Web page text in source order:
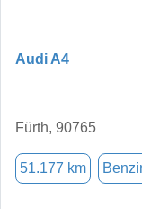
Audi A4
Fürth, 90765
51.177 km